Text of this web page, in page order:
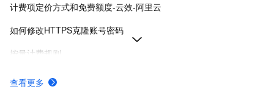
计费项定价方式和免费额度-云效-阿里云
如何修改HTTPS克隆账号密码
按量计费规则
云效一站式 DevOps 平台
查看更多